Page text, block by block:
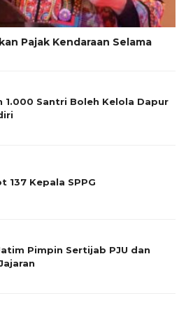
Pajak Kendaraan Selama
1.000 Santri Boleh Kelola Dapur
137 Kepala SPPG
Pimpin Sertijab PJU dan